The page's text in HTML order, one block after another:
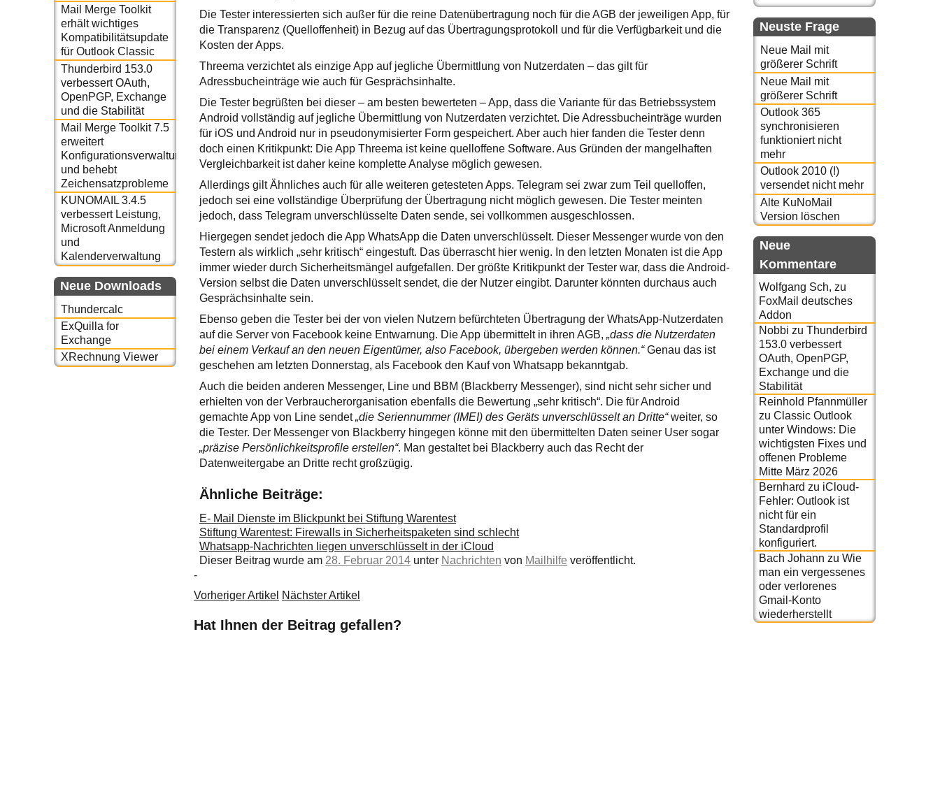
Mail Merge Toolkit
erhält wichtiges
Kompatibilitätsupdate
für Outlook Classic
Thunderbird 153.0
verbessert OAuth,
OpenPGP, Exchange
und die Stabilität
Mail Merge Toolkit 7.5
erweitert
Konfigurationsverwaltung
und behebt
Zeichensatzprobleme
KUNOMAIL 3.4.5
verbessert Leistung,
Microsoft Anmeldung
und
Kalenderverwaltung
Neue Downloads
Thundercalc
ExQuilla for
Exchange
XRechnung Viewer
Die Tester interessierten sich außer für die reine Datenübertragung noch für die AGB der jeweiligen App, für
die Transparenz (Quelloffenheit) in Bezug auf das Übertragungsprotokoll und für die Verfügbarkeit und die
Kosten der Apps.
Threema verzichtet als einzige App auf jegliche Übermittlung von Nutzerdaten – das gilt für
Adressbucheinträge wie auch für Gesprächsinhalte.
Die Tester begrüßten bei dieser – am besten bewerteten – App, dass die Variante für das Betriebssystem
Android vollständig auf jegliche Übermittlung von Nutzerdaten verzichtet. Die Adressbucheinträge wurden
für iOS und Android nur in pseudonymisierter Form gespeichert. Aber auch hier fanden die Tester denn
doch einen Kritikpunkt: Die App Threema ist keine quelloffene Software. Aus Gründen der mangelhaften
Vergleichbarkeit ist daher keine komplette Analyse möglich gewesen.
Allerdings gilt Ähnliches auch für alle weiteren getesteten Apps. Telegram sei zwar zum Teil quelloffen,
jedoch sei eine vollständige Überprüfung der Übertragung nicht möglich gewesen. Die Tester meinten
jedoch, dass Telegram unverschlüsselte Daten sende, sei vollkommen ausgeschlossen.
Hiergegen sendet jedoch die App WhatsApp die Daten unverschlüsselt. Dieser Messenger wurde von den
Testern als wirklich „sehr kritisch“ eingestuft. Das überrascht hier wenig. In den letzten Monaten ist die App
immer wieder durch Sicherheitsmängel aufgefallen. Der größte Kritikpunkt der Tester war, dass die Android-
Version selbst die Daten unverschlüsselt sendet, die der Nutzer eingibt. Darunter könnten durchaus auch
Gesprächsinhalte sein.
Ebenso geben die Tester bei der von vielen Nutzern befürchteten Übertragung der WhatsApp-Nutzerdaten
auf die Server von Facebook keine Entwarnung. Die App übermittelt in ihren AGB,„dass die Nutzerdaten
bei einem Verkauf an den neuen Eigentümer, also Facebook, übergeben werden können.“Genau das ist
geschehen am letzten Donnerstag, als Facebook den Kauf von Whatsapp bekanntgab.
Auch die beiden anderen Messenger, Line und BBM (Blackberry Messenger), sind nicht sehr sicher und
erhielten von der Verbraucherorganisation ebenfalls die Bewertung „sehr kritisch“. Die für Android
gemachte App von Line sendet„die Seriennummer (IMEI) des Geräts unverschlüsselt an Dritte“weiter, so
die Tester. Der Messenger von Blackberry hingegen könne mit den übermittelten Daten seiner User sogar
„präzise Persönlichkeitsprofile erstellen“. Man gestaltet bei Blackberry auch das Recht der
Datenweitergabe an Dritte recht großzügig.
Ähnliche Beiträge:
E- Mail Dienste im Blickpunkt bei Stiftung Warentest
Stiftung Warentest: Firewalls in Sicherheitspaketen sind schlecht
Whatsapp-Nachrichten liegen unverschlüsselt in der iCloud
Dieser Beitrag wurde am 28. Februar 2014 unter Nachrichten von Mailhilfe veröffentlicht.
-
Vorheriger Artikel Nächster Artikel
Hat Ihnen der Beitrag gefallen?
Neuste Frage
Neue Mail mit
größerer Schrift
Neue Mail mit
größerer Schrift
Outlook 365
synchronisieren
funktioniert nicht
mehr
Outlook 2010 (!)
versendet nicht mehr
Alte KuNoMail
Version löschen
Neue
Kommentare
Wolfgang Sch, zu
FoxMail deutsches
Addon
Nobbi zu Thunderbird
153.0 verbessert
OAuth, OpenPGP,
Exchange und die
Stabilität
Reinhold Pfannmüller
zu Classic Outlook
unter Windows: Die
wichtigsten Fixes und
offenen Probleme
Mitte März 2026
Bernhard zu iCloud-
Fehler: Outlook ist
nicht für ein
Standardprofil
konfiguriert.
Bach Johann zu Wie
man ein vergessenes
oder verlorenes
Gmail-Konto
wiederherstellt